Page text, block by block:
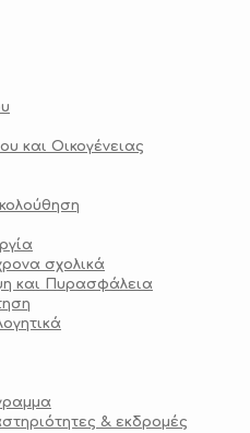
και Οικογένειας
σχολικά
και Πυρασφάλεια
& εκδρομές